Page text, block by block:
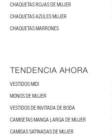
CHAQUETAS ROJAS DE MUJER
CHAQUETAS AZULES MUJER
CHAQUETAS MARRONES
TENDENCIA AHORA
VESTIDOS MIDI
MONOS DE MUJER
VESTIDOS DE INVITADA DE BODA
CAMISETAS MANGA LARGA DE MUJER
CAMISAS SATINADAS DE MUJER